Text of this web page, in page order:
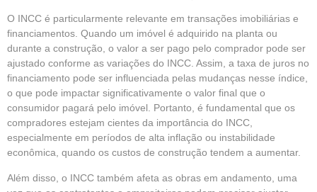
O INCC é particularmente relevante em transações imobiliárias e
financiamentos. Quando um imóvel é adquirido na planta ou
durante a construção, o valor a ser pago pelo comprador pode ser
ajustado conforme as variações do INCC. Assim, a taxa de juros no
financiamento pode ser influenciada pelas mudanças nesse índice,
o que pode impactar significativamente o valor final que o
consumidor pagará pelo imóvel. Portanto, é fundamental que os
compradores estejam cientes da importância do INCC,
especialmente em períodos de alta inflação ou instabilidade
econômica, quando os custos de construção tendem a aumentar.
Além disso, o INCC também afeta as obras em andamento, uma